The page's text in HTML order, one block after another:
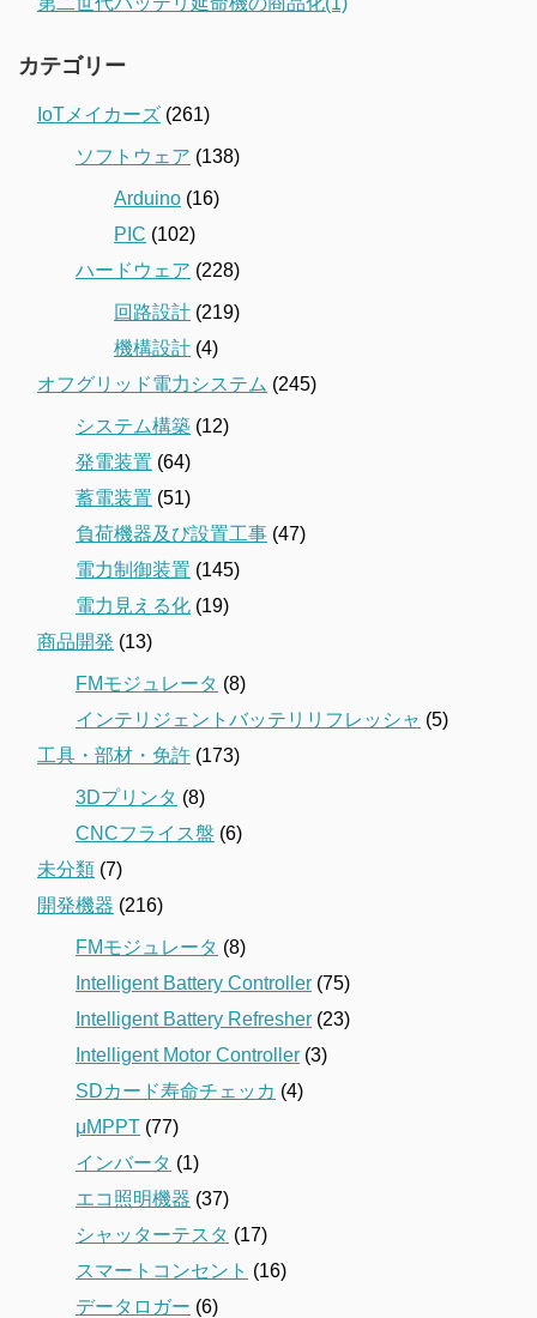
カテゴリー
IoTメイカーズ (261)
ソフトウェア (138)
Arduino (16)
PIC (102)
ハードウェア (228)
回路設計 (219)
機構設計 (4)
オフグリッド電力システム (245)
システム構築 (12)
発電装置 (64)
蓄電装置 (51)
負荷機器及び設置工事 (47)
電力制御装置 (145)
電力見える化 (19)
商品開発 (13)
FMモジュレータ (8)
インテリジェントバッテリリフレッシャ (5)
工具・部材・免許 (173)
3Dプリンタ (8)
CNCフライス盤 (6)
未分類 (7)
開発機器 (216)
FMモジュレータ (8)
Intelligent Battery Controller (75)
Intelligent Battery Refresher (23)
Intelligent Motor Controller (3)
SDカード寿命チェッカ (4)
μMPPT (77)
インバータ (1)
エコ照明機器 (37)
シャッターテスタ (17)
スマートコンセント (16)
データロガー (6)